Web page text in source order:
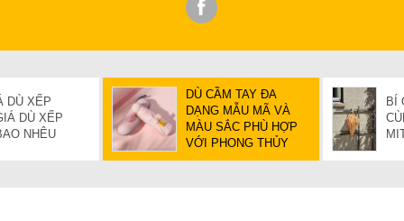
DÙ XẾP
DÙ XẾP
NHÊU
DÙ CẦM TAY ĐA
DẠNG MẪU MÃ VÀ
MÀU SẮC PHÙ HỢP
VỚI PHONG THỦY
BÍ